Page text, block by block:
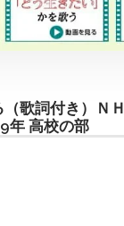
歌詞付き）Ｎ
年 高校の部